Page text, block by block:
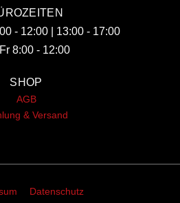
- 12:00 | 13:00 - 17:00
Fr 8:00 - 12:00
SHOP
AGB
& Versand
Datenschutz